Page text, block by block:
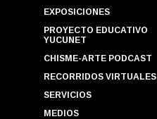
EXPOSICIONES
PROYECTO EDUCATIVO
YUCUNET
CHISME-ARTE PODCAST
RECORRIDOS VIRTUALES
SERVICIOS
MEDIOS